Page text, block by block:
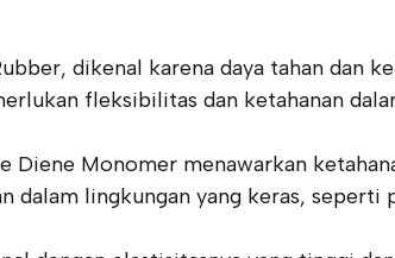
dikenal karena daya tahan dan
fleksibilitas dan ketahanan
Monomer menawarkan
dalam lingkungan yang keras,